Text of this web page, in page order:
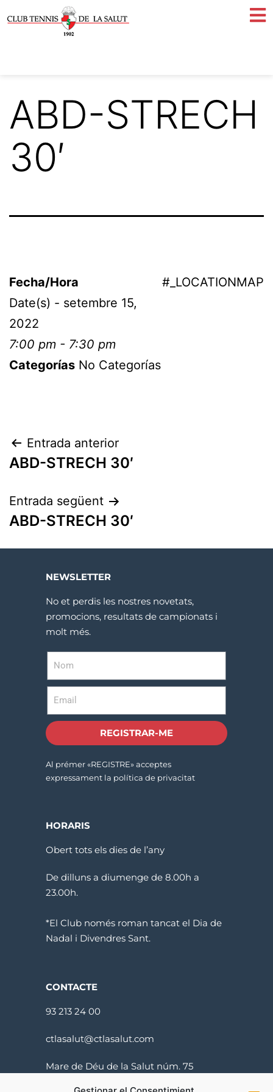
ABD-STRECH
30′
#_LOCATIONMAP
Fecha/Hora
Date(s) - setembre 15,
2022
7:00 pm - 7:30 pm
Categorías No Categorías
Entrada anterior
ABD-STRECH 30′
Entrada següent
ABD-STRECH 30′
NEWSLETTER
No et perdis les nostres novetats,
promocions, resultats de campionats i
molt més.
REGISTRAR-ME
Al prémer «REGISTRE» acceptes
expressament la política de privacitat
HORARIS
Obert tots els dies de l’any
De dilluns a diumenge de 8.00h a
23.00h.
*El Club només roman tancat el Dia de
Nadal i Divendres Sant.
CONTACTE
93 213 24 00
ctlasalut@ctlasalut.com
Mare de Déu de la Salut núm. 75